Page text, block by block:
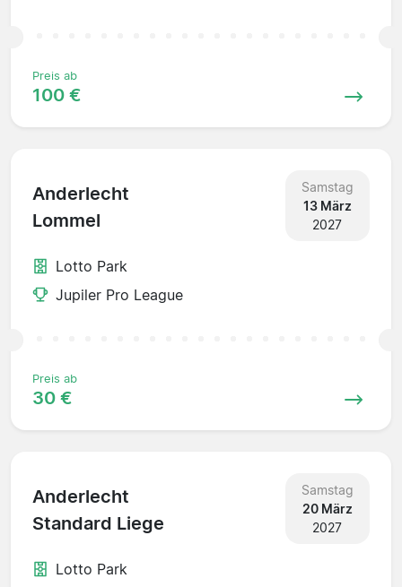
Preis ab
100 €
Anderlecht
Lommel
Samstag
13 März
2027
Lotto Park
Jupiler Pro League
Preis ab
30 €
Anderlecht
Standard Liege
Samstag
20 März
2027
Lotto Park